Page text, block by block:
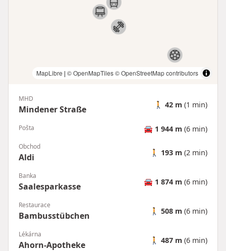
MapLibre | © OpenMapTiles© OpenStreetMap contributors
MHD
Mindener Straße 🚶 42 m (1 min)
Pošta 🚘 1 944 m (6 min)
Obchod
Aldi 🚶 193 m (2 min)
Banka
Saalesparkasse 🚘 1 874 m (6 min)
Restaurace
Bambusstübchen 🚶 508 m (6 min)
Lékárna
Ahorn-Apotheke 🚶 487 m (6 min)